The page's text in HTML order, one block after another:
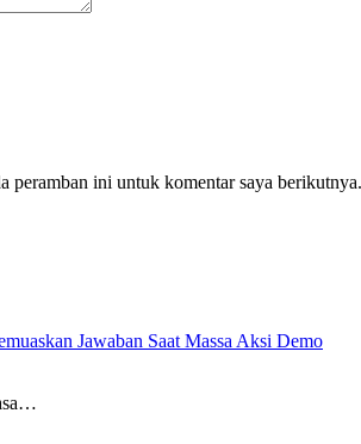
peramban ini untuk komentar saya berikutnya.
Jawaban Saat Massa Aksi Demo